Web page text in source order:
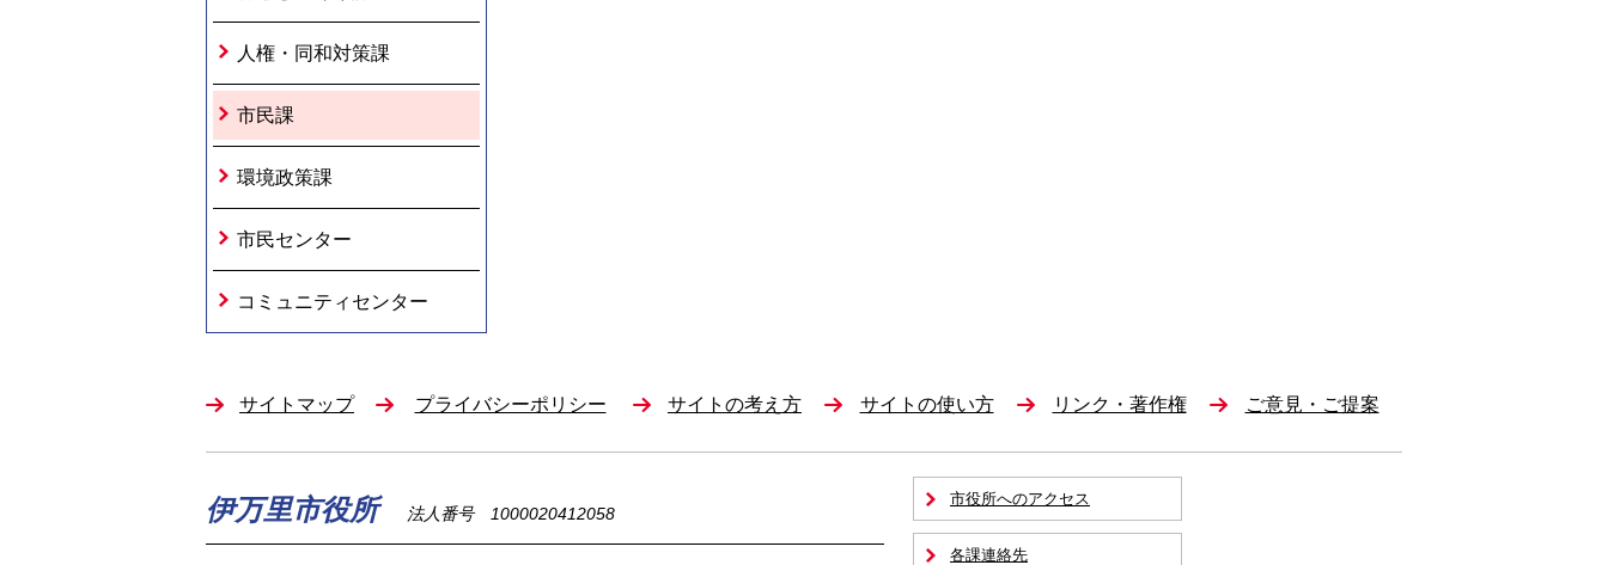
人権・同和対策課
市民課
環境政策課
市民センター
コミュニティセンター
サイトマップ プライバシーポリシー サイトの考え方 サイトの使い方 リンク・著作権 ご意見・ご提案
伊万里市役所 法人番号 1000020412058
市役所へのアクセス
各課連絡先